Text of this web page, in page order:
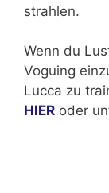
strahlen.
Wenn du
Voguing
Lucca zu
HIER oder